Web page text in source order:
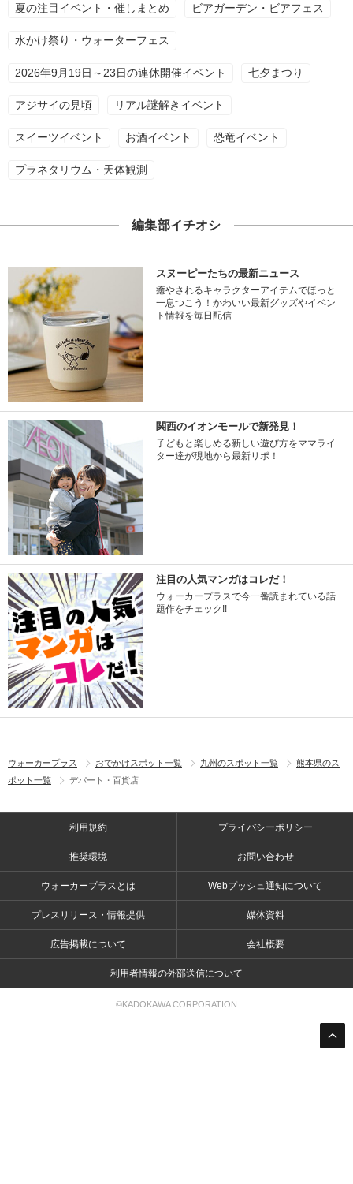
夏の注目イベント・催しまとめ ビアガーデン・ビアフェス
水かけ祭り・ウォーターフェス
2026年9月19日～23日の連休開催イベント 七夕まつり
アジサイの見頃 リアル謎解きイベント
スイーツイベント お酒イベント 恐竜イベント
プラネタリウム・天体観測
編集部イチオシ
スヌーピーたちの最新ニュース
癒やされるキャラクターアイテムでほっと
一息つこう！かわいい最新グッズやイベン
ト情報を毎日配信
関西のイオンモールで新発見！
子どもと楽しめる新しい遊び方をママライ
ター達が現地から最新リポ！
注目の人気マンガはコレだ！
ウォーカープラスで今一番読まれている話
題作をチェック!!
ウォーカープラス おでかけスポット一覧 九州のスポット一覧
熊本県のス
ポット一覧
デパート・百貨店
利用規約 プライバシーポリシー
推奨環境 お問い合わせ
ウォーカープラスとは Webプッシュ通知について
プレスリリース・情報提供 媒体資料
広告掲載について 会社概要
利用者情報の外部送信について
©KADOKAWA CORPORATION